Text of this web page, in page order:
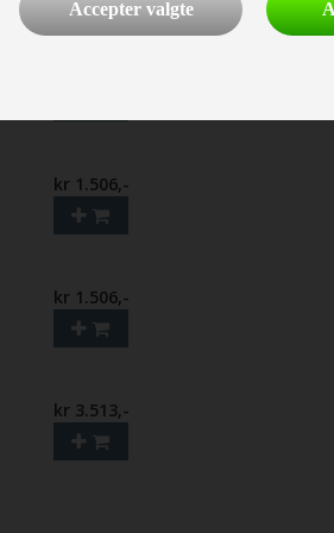
kr 1.506,-
kr 1.506,-
kr 3.513,-
Accepter valgte